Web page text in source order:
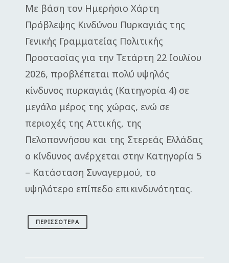
Με βάση τον Ημερήσιο Χάρτη
Πρόβλεψης Κινδύνου Πυρκαγιάς της
Γενικής Γραμματείας Πολιτικής
Προστασίας για την Τετάρτη 22 Ιουλίου
2026, προβλέπεται πολύ υψηλός
κίνδυνος πυρκαγιάς (Κατηγορία 4) σε
μεγάλο μέρος της χώρας, ενώ σε
περιοχές της Αττικής, της
Πελοποννήσου και της Στερεάς Ελλάδας
ο κίνδυνος ανέρχεται στην Κατηγορία 5
– Κατάσταση Συναγερμού, το
υψηλότερο επίπεδο επικινδυνότητας.
ΠΕΡΙΣΣΌΤΕΡΑ